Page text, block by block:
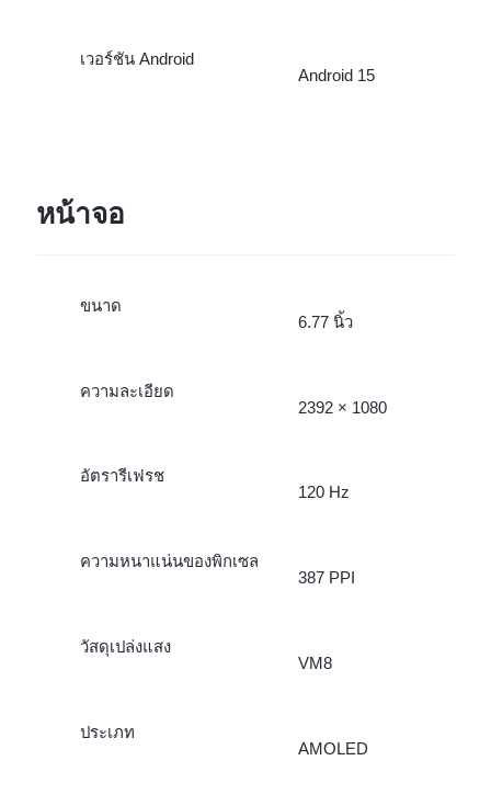
เวอร์ชัน Android
Android 15
หน้าจอ
ขนาด
6.77 นิ้ว
ความละเอียด
2392 × 1080
อัตรารีเฟรช
120 Hz
ความหนาแน่นของพิกเซล
387 PPI
วัสดุเปล่งแสง
VM8
ประเภท
AMOLED